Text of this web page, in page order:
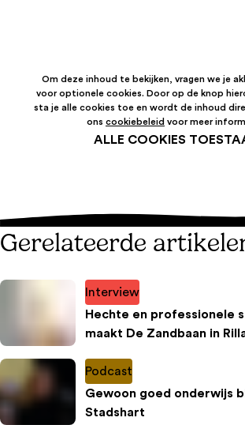
Om deze inhoud te bekijken, vragen we je
voor optionele cookies. Door op de knop
sta je alle cookies toe en wordt de inhoud
ons cookiebeleid voor meer
ALLE COOKIES
Gerelateerde
Interview
Hechte en professionele
maakt De Zandbaan in
Podcast
Gewoon goed onderwijs
Stadshart